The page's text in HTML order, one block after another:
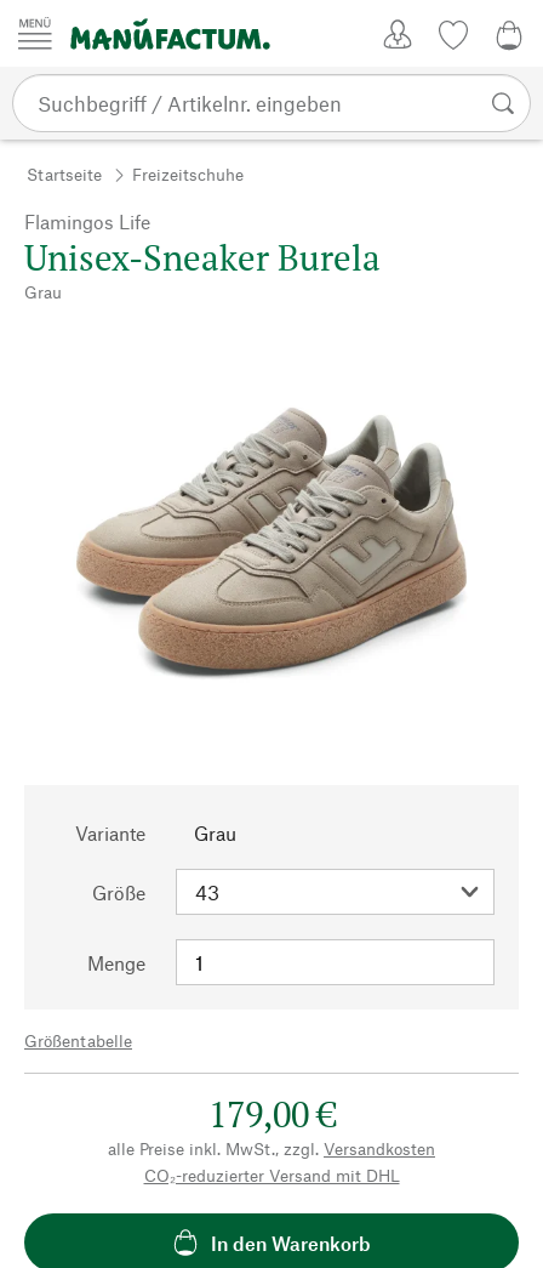
Zum Inhalt springen
Startseite Freizeitschuhe
Flamingos Life
Unisex-Sneaker Burela
Grau
Variante Grau
Größe
Menge
Größentabelle
179,00 €
alle Preise inkl. MwSt., zzgl. Versandkosten
CO₂-reduzierter Versand mit DHL
In den Warenkorb